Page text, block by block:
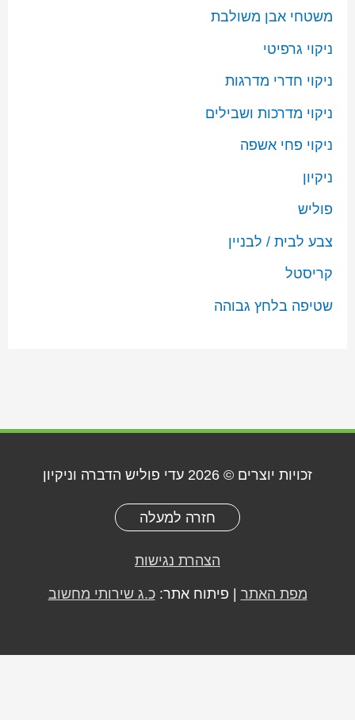
משטחי אבן משולבת
ניקוי גרפיטי
ניקוי חדרי מדרגות
ניקוי מדרכות ושבילים
ניקוי פחי אשפה
ניקיון
פוליש
צבע לבית / לבניין
קריסטל
שטיפה בלחץ גבוהה
זכויות יוצרים © 2026 עדי פוליש הדברה וניקיון
חזרה למעלה
הצהרת נגישות
מפת האתר | פיתוח אתר:כ.ג שירותי מחשוב